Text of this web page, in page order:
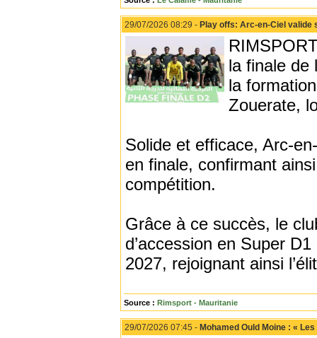
29/07/2026 08:29 - Play offs: Arc-en-Ciel valide
la finale de
la
Zouerate,
Solide et efficace, Arc-
en finale, confirmant
compétition.
Grâce à ce succès, le
d’accession en Super
2027, rejoignant ainsi
Source : Rimsport - Mauritanie
29/07/2026 07:45 - Mohamed Ould Moine : «